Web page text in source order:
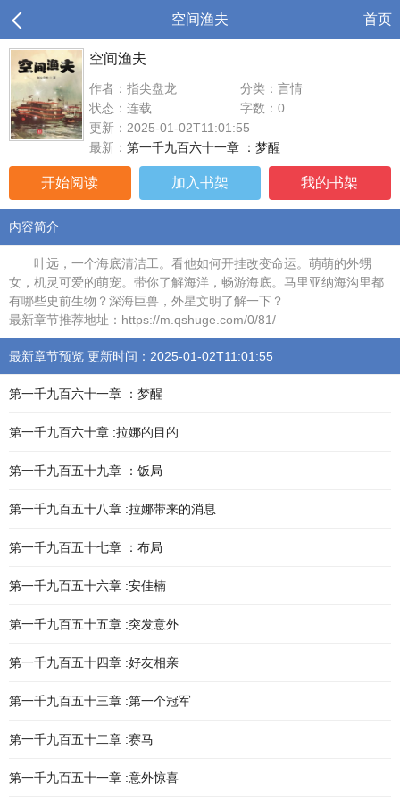
空间渔夫 首页
空间渔夫
作者：指尖盘龙
分类：言情
状态：连载
字数：0
更新：2025-01-02T11:01:55
最新： 第一千九百六十一章 ：梦醒
开始阅读 加入书架 我的书架
内容简介
叶远，一个海底清洁工。看他如何开挂改变命运。萌萌的外甥
女，机灵可爱的萌宠。带你了解海洋，畅游海底。马里亚纳海沟里都
有哪些史前生物？深海巨兽，外星文明了解一下？
最新章节推荐地址：https://m.qshuge.com/0/81/
最新章节预览 更新时间：2025-01-02T11:01:55
第一千九百六十一章 ：梦醒
第一千九百六十章 :拉娜的目的
第一千九百五十九章 ：饭局
第一千九百五十八章 :拉娜带来的消息
第一千九百五十七章 ：布局
第一千九百五十六章 :安佳楠
第一千九百五十五章 :突发意外
第一千九百五十四章 :好友相亲
第一千九百五十三章 :第一个冠军
第一千九百五十二章 :赛马
第一千九百五十一章 :意外惊喜